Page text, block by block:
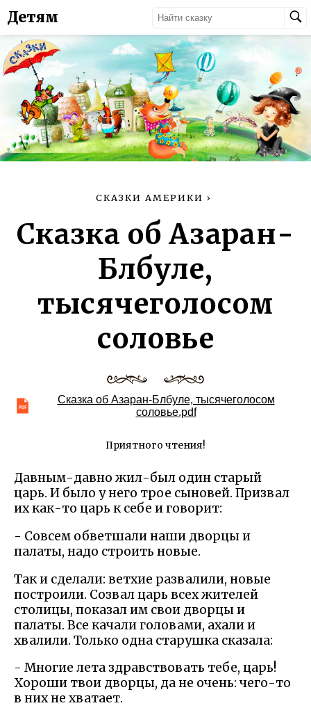
Детям
СКАЗКИ АМЕРИКИ ›
Сказка об Азаран-
Блбуле,
тысячеголосом
соловье
Сказка об Азаран-Блбуле, тысячеголосом
соловье.pdf
Приятного чтения!
Давным-давно жил-был один старый
царь. И было у него трое сыновей. Призвал
их как-то царь к себе и говорит:
- Совсем обветшали наши дворцы и
палаты, надо строить новые.
Так и сделали: ветхие развалили, новые
построили. Созвал царь всех жителей
столицы, показал им свои дворцы и
палаты. Все качали головами, ахали и
хвалили. Только одна старушка сказала:
- Многие лета здравствовать тебе, царь!
Хороши твои дворцы, да не очень: чего-то
в них не хватает.